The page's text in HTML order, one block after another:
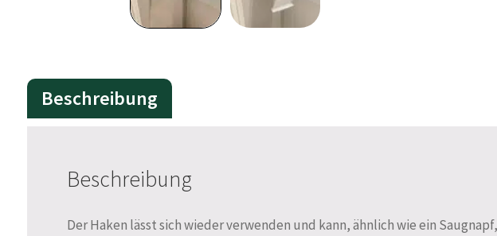
Beschreibung
Beschreibung
Der Haken lässt sich wieder verwenden und kann, ähnlich wie ein